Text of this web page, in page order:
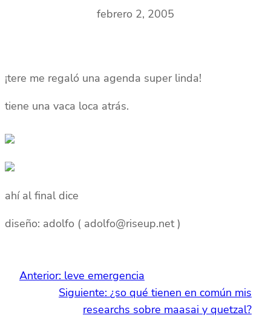
febrero 2, 2005
¡tere me regaló una agenda super linda!
tiene una vaca loca atrás.
ahí al final dice
diseño: adolfo ( adolfo@riseup.net )
Anterior: leve emergencia
Siguiente: ¿so qué tienen en común mis
researchs sobre maasai y quetzal?